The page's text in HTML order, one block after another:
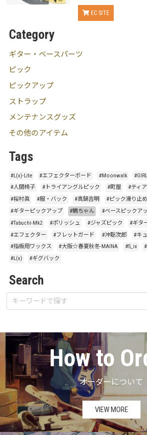
EC SITE
Category
ギター・ベースパーツ
ピック
ピックアップ
ストラップ
メンテナンスグッズ
その他のアイテム
Tags
#L(x)-Lite #エフェクターボード #Moonwalk
#人間椅子
#トライアングルピック #町屋
#ティ
#桜村眞
#服・バック #真鍋吉明
#ピック滑り止
#ギターピックアップ
#鶴ちゃん #ベースピックア
#Tabuchi-Mk2
#ポリッシュ #ジャズピック
#ギタ
#エフェクター
#フレットガード #沖聡次郎
#キ
#指板用ワックス
#大阪☆春夏秋冬-MAINA #S_ix
#L(x)
#ギグバック
Search
How to
オーダーについて
VIEW MORE